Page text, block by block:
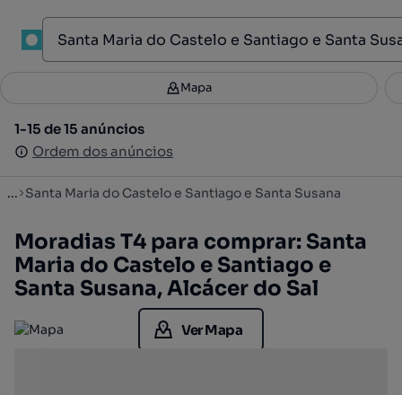
Filtros 3
1-15 de 15 anúncios
Ordem dos anúncios
Mapa
1-15 de 15 anúncios
Ordem dos anúncios
... Santa Maria do Castelo e Santiago e Santa Susana
Moradias T4 para comprar: Santa
Maria do Castelo e Santiago e
Santa Susana, Alcácer do Sal
Ver Mapa